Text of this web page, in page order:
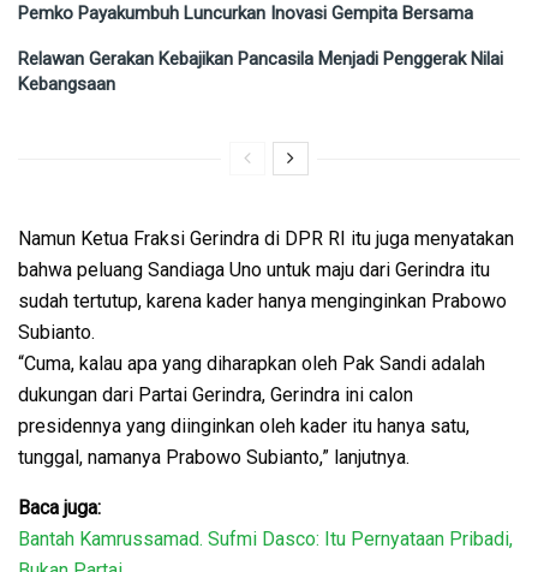
Pemko Payakumbuh Luncurkan Inovasi Gempita Bersama
Relawan Gerakan Kebajikan Pancasila Menjadi Penggerak Nilai
Kebangsaan
Namun Ketua Fraksi Gerindra di DPR RI itu juga menyatakan
bahwa peluang Sandiaga Uno untuk maju dari Gerindra itu
sudah tertutup, karena kader hanya menginginkan Prabowo
Subianto.
“Cuma, kalau apa yang diharapkan oleh Pak Sandi adalah
dukungan dari Partai Gerindra, Gerindra ini calon
presidennya yang diinginkan oleh kader itu hanya satu,
tunggal, namanya Prabowo Subianto,” lanjutnya.
Baca juga:
Bantah Kamrussamad. Sufmi Dasco: Itu Pernyataan Pribadi,